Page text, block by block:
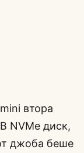
втора
NVMe диск,
джоба беше